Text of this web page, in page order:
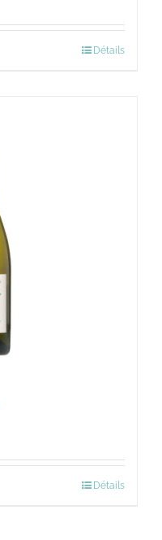
Détails
Détails